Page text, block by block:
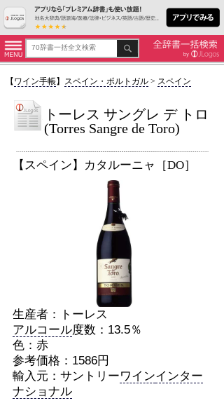
【 ワイン手帳】 スペイン・ポルトガル> スペイン
トーレス サングレ デ トロ
(Torres Sangre de Toro)
【スペイン】カタルーニャ［DO］
生産者：トーレス
アルコール度数：13.5％
色：赤
参考価格：1586円
輸入元：サントリーワインインター
ナショナル